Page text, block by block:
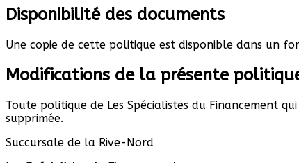
Disponibilité des documents
Une copie de cette politique est disponible dans un
Modifications de la présente
Toute politique de Les Spécialistes du Financement
supprimée.
Succursale de la Rive-Nord